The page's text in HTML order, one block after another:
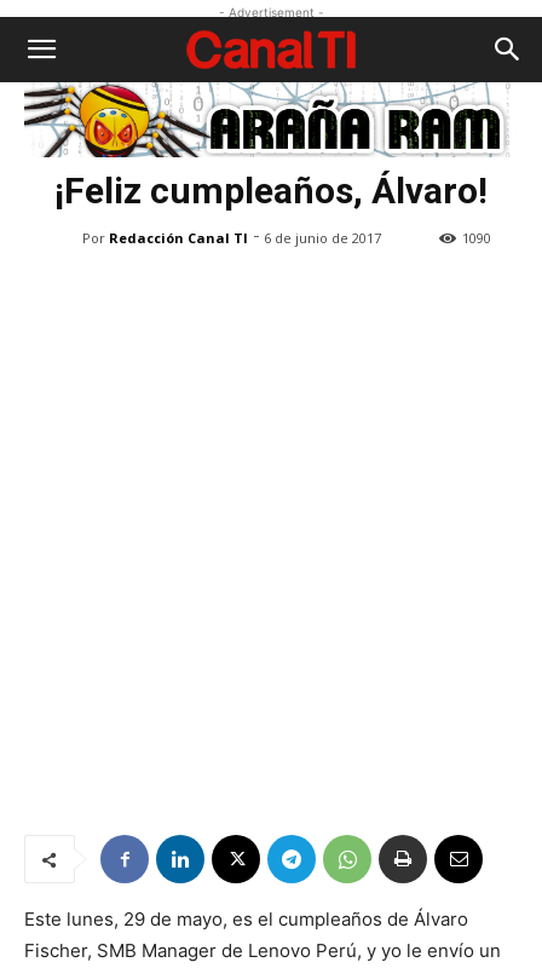
- Advertisement -
¡Feliz cumpleaños, Álvaro!
Por Redacción Canal TI - 6 de junio de 2017 1090
Este lunes, 29 de mayo, es el cumpleaños de Álvaro
Fischer, SMB Manager de Lenovo Perú, y yo le envío un